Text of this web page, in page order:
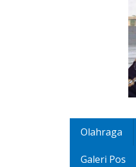
Olahraga
Galeri Pos